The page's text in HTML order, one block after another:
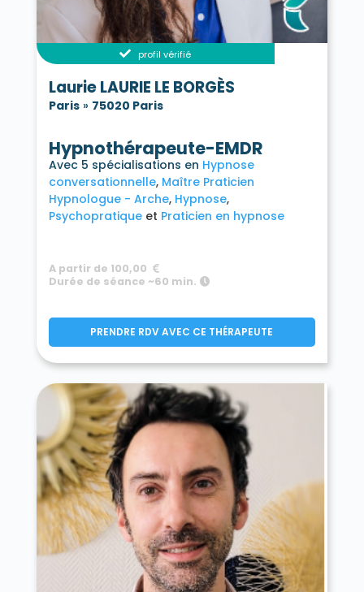
profil vérifié
Laurie LAURIE LE BORGÈS
Paris» 75020 Paris
Hypnothérapeute-EMDR
Avec 5 spécialisations en Hypnose
conversationnelle Maître Praticien
Hypnologue - Arche Hypnose
Psychopratique
Praticien en hypnose
A partir de 100,00
Durée de séance ~60 min.
PRENDRE RDV AVEC CE THÉRAPEUTE